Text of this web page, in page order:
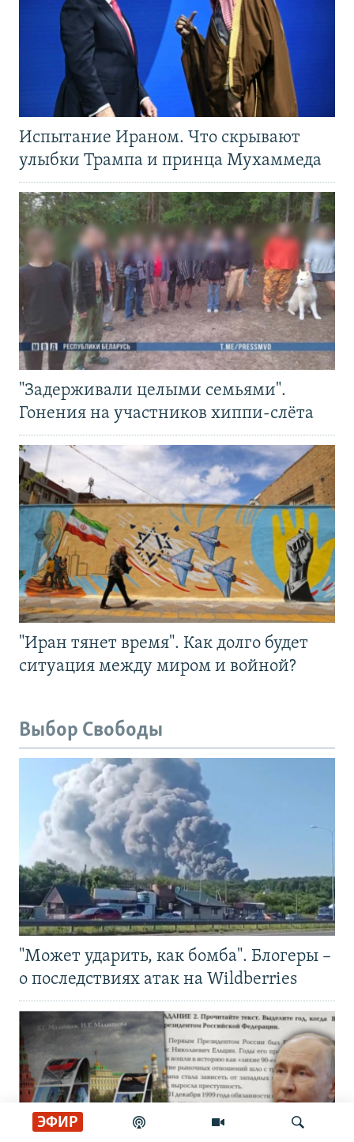
ЭФИР
Испытание Ираном. Что скрывают
улыбки Трампа и принца Мухаммеда
"Задерживали целыми семьями".
Гонения на участников хиппи-слёта
"Иран тянет время". Как долго будет
ситуация между миром и войной?
Выбор Свободы
"Может ударить, как бомба". Блогеры –
о последствиях атак на Wildberries